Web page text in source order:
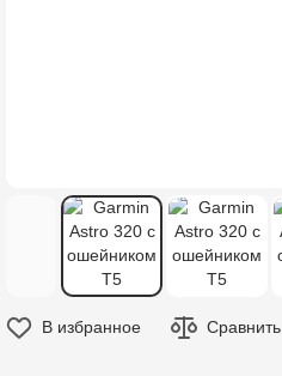
В избранное Сравнить